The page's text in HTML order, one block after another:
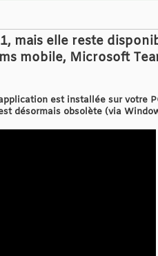
mais elle reste
mobile, Microsoft
est installée sur votre
désormais obsolète (via